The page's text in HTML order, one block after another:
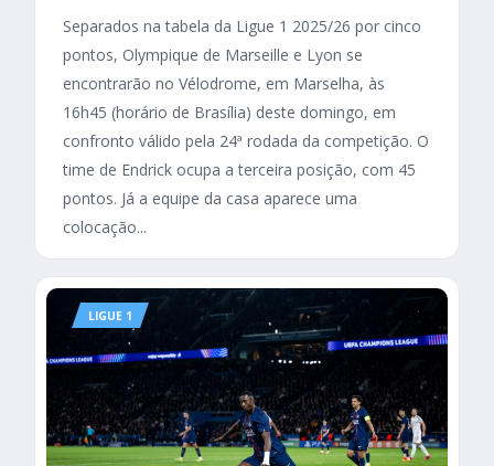
Separados na tabela da Ligue 1 2025/26 por cinco
pontos, Olympique de Marseille e Lyon se
encontrarão no Vélodrome, em Marselha, às
16h45 (horário de Brasília) deste domingo, em
confronto válido pela 24ª rodada da competição. O
time de Endrick ocupa a terceira posição, com 45
pontos. Já a equipe da casa aparece uma
colocação...
LIGUE 1